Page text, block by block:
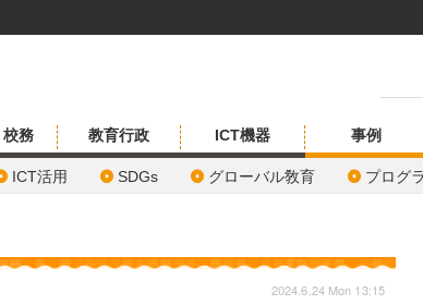
務 教育行政 ICT機器 事例
ICT活用 SDGs グローバル敎育 プログ
2024.6.24 Mon 13:15